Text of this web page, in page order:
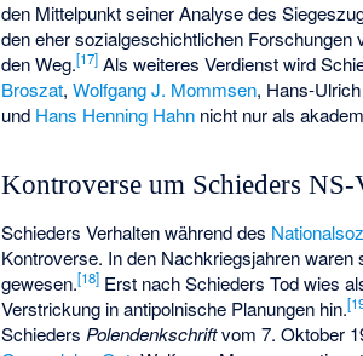
den Mittelpunkt seiner Analyse des
den eher sozialgeschichtlichen
den Weg.[17] Als weiteres Verdienst wird
Broszat,Wolfgang J. Mommsen, Hans-
und Hans Henning Hahn nicht nur als
Kontroverse um Schieders NS-
Schieders Verhalten während des
Kontroverse. In den Nachkriegsjahren
gewesen.[18] Erst nach Schieders Tod wies
Verstrickung in antipolnische Planungen hin.[
Schieders Polendenkschriftvom 7. Oktober